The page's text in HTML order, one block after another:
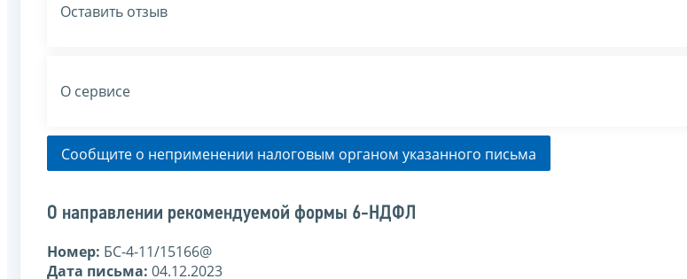
Оставить отзыв
О сервисе
Сообщите о неприменении налоговым органом указанного письма
О направлении рекомендуемой формы 6-НДФЛ
Номер: БС-4-11/15166@
Дата письма: 04.12.2023